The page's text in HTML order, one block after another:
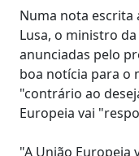
Numa nota escrita
Lusa, o ministro
anunciadas pelo
boa notícia para o
"contrário ao
Europeia vai
"A União